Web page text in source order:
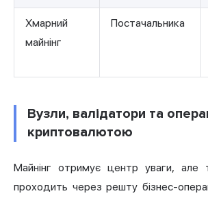
Хмарний
майнінг
Постачальника
Вузли, валідатори та
криптовалютою
Майнінг отримує центр уваги, але
проходить через решту бізнес-